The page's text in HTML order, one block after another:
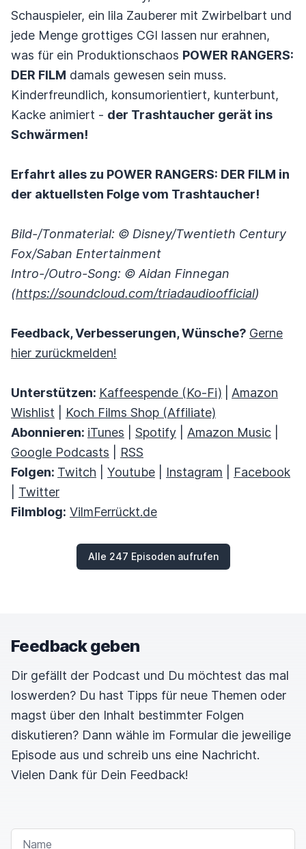
Schauspieler, ein lila Zauberer mit Zwirbelbart und
jede Menge grottiges CGI lassen nur erahnen,
was für ein Produktionschaos POWER RANGERS:
DER FILM damals gewesen sein muss.
Kinderfreundlich, konsumorientiert, kunterbunt,
Kacke animiert - der Trashtaucher gerät ins
Schwärmen!
Erfahrt alles zu POWER RANGERS: DER FILM in
der aktuellsten Folge vom Trashtaucher!
Bild-/Tonmaterial: © Disney/Twentieth Century
Fox/Saban Entertainment
Intro-/Outro-Song: © Aidan Finnegan
(https://soundcloud.com/triadaudioofficial)
Feedback, Verbesserungen, Wünsche? Gerne
hier zurückmelden!
Unterstützen: Kaffeespende (Ko-Fi)
Amazon
Wishlist
Koch Films Shop (Affiliate)
Abonnieren: iTunes Spotify Amazon Music
Google Podcasts
RSS
Folgen: Twitch Youtube Instagram
Facebook
Twitter
Filmblog: VilmFerrückt.de
Alle 247 Episoden aufrufen
Feedback geben
Dir gefällt der Podcast und Du möchtest das mal
loswerden? Du hast Tipps für neue Themen oder
magst über den Inhalt bestimmter Folgen
diskutieren? Dann wähle im Formular die jeweilige
Episode aus und schreib uns eine Nachricht.
Vielen Dank für Dein Feedback!
NAME